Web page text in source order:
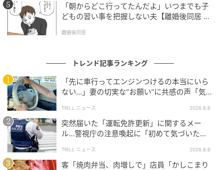
で力強い姿へ。見事なビジュアルの転換が、今後のパ
フォーマンスにおいてどのような新たな表現の幅をも
たらすのか。表現者としてのさらなる進化に期待が高
次の記事
見た目はワイルド、中身は超低姿勢！？レッ
サーパンダ「たいよう」が13歳の誕生日。飼
育員が明かす「メスに逆らえない」ギャップ
の記事をもっとみる
「朝からどこ行ってたんだよ」いつまでも子
どもの習い事を把握しない夫【離婚後同居 Vo
離婚後同居
トレンド記事ランキング
「先に車行ってエンジンつけるの本当にいら
ない…」妻の切実な“お願い”に共感の声「気
TRILL ニュース 2026.8.8
突然届いた「運転免許更新」に関するメー
ル…警視庁の注意喚起に「初めて気づいた」
TRILL ニュース 2026.8.8
客「焼肉弁当、肉増しで」店員「かしこまり